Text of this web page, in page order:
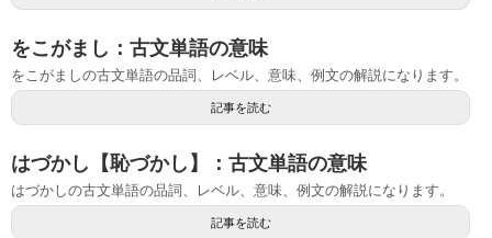
をこがまし：古文単語の意味
をこがましの古文単語の品詞、レベル、意味、例文の解説になります。
記事を読む
はづかし【恥づかし】：古文単語の意味
はづかしの古文単語の品詞、レベル、意味、例文の解説になります。
記事を読む